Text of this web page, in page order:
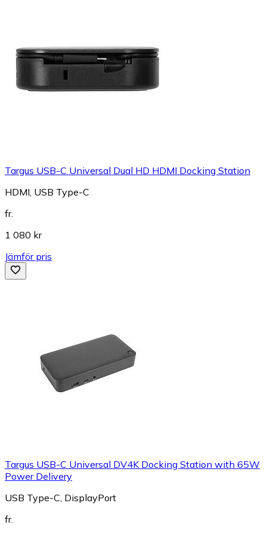
Targus USB-C Universal Dual HD HDMI Docking Station
HDMI, USB Type-C
fr.
1 080 kr
Jämför pris
Targus USB-C Universal DV4K Docking Station with 65W
Power Delivery
USB Type-C, DisplayPort
fr.